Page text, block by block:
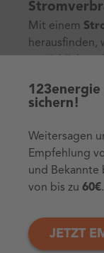
Mit einem
herausfinden,
Tipps
So stellen
Temperatur
sichern!
Weitersagen
Empfehlung
und Bekannte
von bis zu 60€.
JETZT